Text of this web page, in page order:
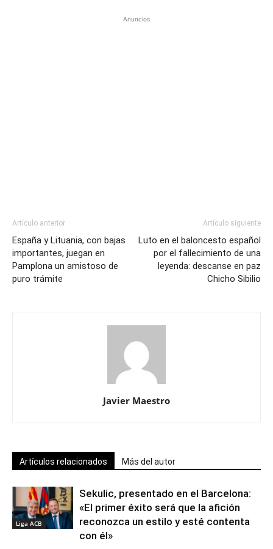
Anuncios
Artículo anterior
España y Lituania, con bajas
importantes, juegan en
Pamplona un amistoso de
puro trámite
Artículo siguiente
Luto en el baloncesto español
por el fallecimiento de una
leyenda: descanse en paz
Chicho Sibilio
Javier Maestro
Artículos relacionados Más del autor
Liga ACB
Sekulic, presentado en el Barcelona:
«El primer éxito será que la afición
reconozca un estilo y esté contenta
con él»